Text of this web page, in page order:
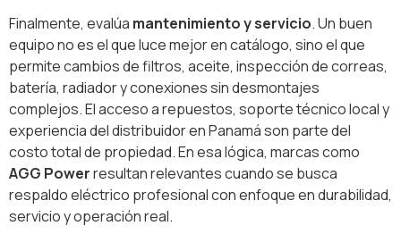
Finalmente, evalúa mantenimiento y servicio. Un buen
equipo no es el que luce mejor en catálogo, sino el que
permite cambios de filtros, aceite, inspección de correas,
batería, radiador y conexiones sin desmontajes
complejos. El acceso a repuestos, soporte técnico local y
experiencia del distribuidor en Panamá son parte del
costo total de propiedad. En esa lógica, marcas como
AGG Powerresultan relevantes cuando se busca
respaldo eléctrico profesional con enfoque en durabilidad,
servicio y operación real.